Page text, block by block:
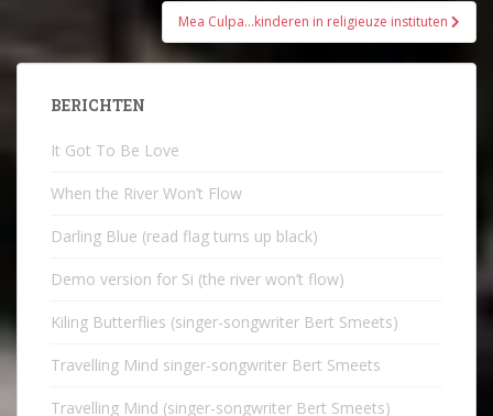
Mea Culpa…kinderen in religieuze instituten
BERICHTEN
It Got To Be Love
When the River Won’t Flow
Darling Blue (read flag turns up black)
Demo version for Si (the river won’t flow)
Kiling Butterflies (singer-songwriter Bert Smeets)
Travelling Mind singer-songwriter Bert Smeets
Travelling Mind (singer-songwriter Bert Smeets)